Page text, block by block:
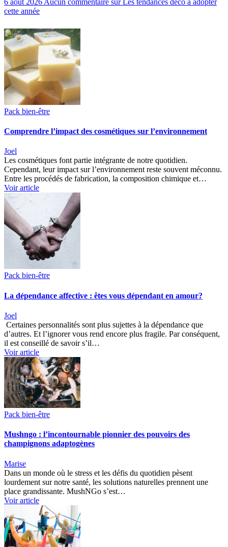
6 août 2026 Aucun commentaire sur Les tendances déco à adopter
cette année
Pack bien-être
Comprendre l’impact des cosmétiques sur l’environnement
Joel
Les cosmétiques font partie intégrante de notre quotidien.
Cependant, leur impact sur l’environnement reste souvent méconnu.
Entre les procédés de fabrication, la composition chimique et…
Voir article
Pack bien-être
La dépendance affective : êtes vous dépendant en amour?
Joel
Certaines personnalités sont plus sujettes à la dépendance que
d’autres. Et l’ignorer vous rend encore plus fragile. Par conséquent,
il est conseillé de savoir s’il…
Voir article
Pack bien-être
Mushngo : l’incontournable pionnier des pouvoirs des
champignons adaptogènes
Marise
Dans un monde où le stress et les défis du quotidien pèsent
lourdement sur notre santé, les solutions naturelles prennent une
place grandissante. MushNGo s’est…
Voir article